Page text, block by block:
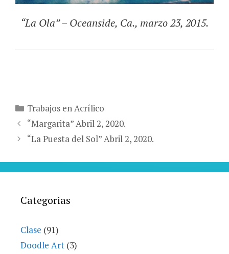
“La Ola” – Oceanside, Ca., marzo 23, 2015.
Categories
Trabajos en Acrílico
“Margarita” Abril 2, 2020.
“La Puesta del Sol” Abril 2, 2020.
Categorias
Clase (91)
Doodle Art (3)